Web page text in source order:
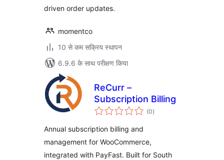
driven order updates.
momentco
10 से कम सक्रिय स्थापन
6.9.6 के साथ परीक्षण किया
ReCurr –
Subscription Billing
(0कुल
दर)
Annual subscription billing and
management for WooCommerce,
integrated with PayFast. Built for South